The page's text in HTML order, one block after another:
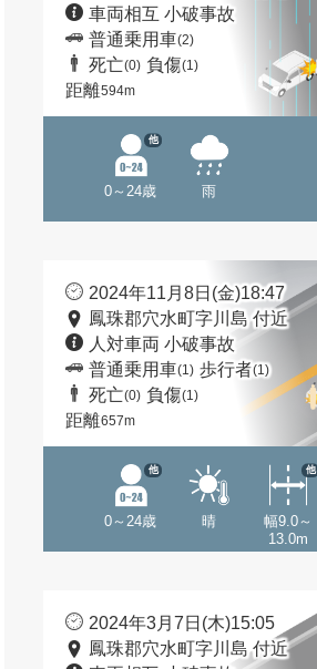
車両相互 小破事故
普通乗用車(2)
死亡(0) 負傷(1)
距離594m
0～24歳
他
雨
2024年11月8日(金)18:47
鳳珠郡穴水町字川島 付近
人対車両 小破事故
普通乗用車(1) 歩行者(1)
死亡(0) 負傷(1)
距離657m
0～24歳
他
晴
幅9.0～
13.0m
他
2024年3月7日(木)15:05
鳳珠郡穴水町字川島 付近